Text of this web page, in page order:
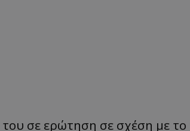
σε ερώτηση σε σχέση με το